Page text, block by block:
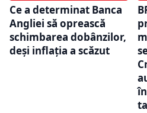
Ce a determinat Banca
Angliei să oprească
schimbarea dobânzilor,
deși inflația a scăzut